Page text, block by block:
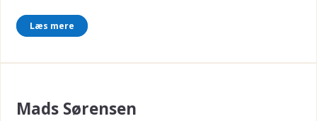
Læs mere
Mads Sørensen